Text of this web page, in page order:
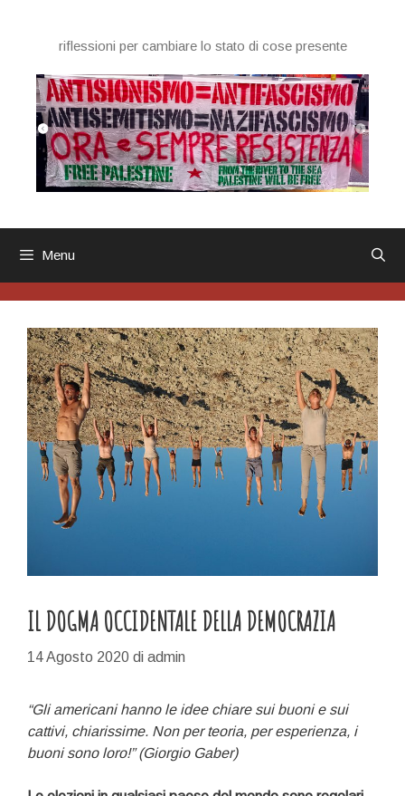
contenutoriflessioni per cambiare lo stato di cose presente
Menu
IL DOGMA OCCIDENTALE DELLA DEMOCRAZIA
14 Agosto 2020 di admin
“Gli americani hanno le idee chiare sui buoni e sui
cattivi, chiarissime. Non per teoria, per esperienza, i
buoni sono loro!” (Giorgio Gaber)